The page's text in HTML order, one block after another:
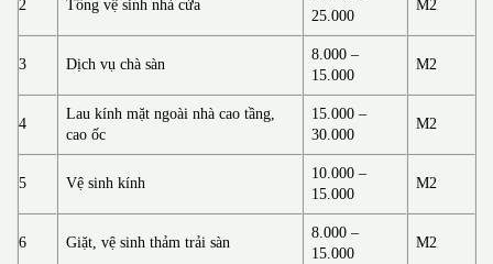
2 Tổng vệ sinh nhà cửa
25.000
M2
3 Dịch vụ chà sàn
8.000 –
15.000
M2
4
Lau kính mặt ngoài nhà cao tầng,
cao ốc
15.000 –
30.000
M2
5 Vệ sinh kính
10.000 –
15.000
M2
6 Giặt, vệ sinh thảm trải sàn
8.000 –
15.000
M2